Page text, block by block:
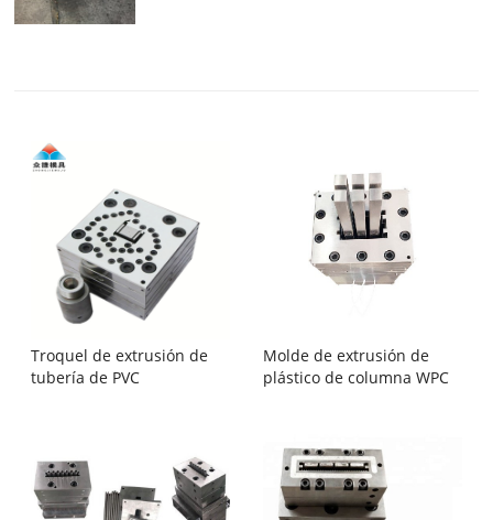
Troquel de extrusión de
tubería de PVC
Molde de extrusión de
plástico de columna WPC